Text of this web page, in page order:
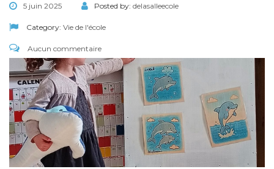
5 juin 2025 Posted by: delasalleecole
Category: Vie de l'école
Aucun commentaire